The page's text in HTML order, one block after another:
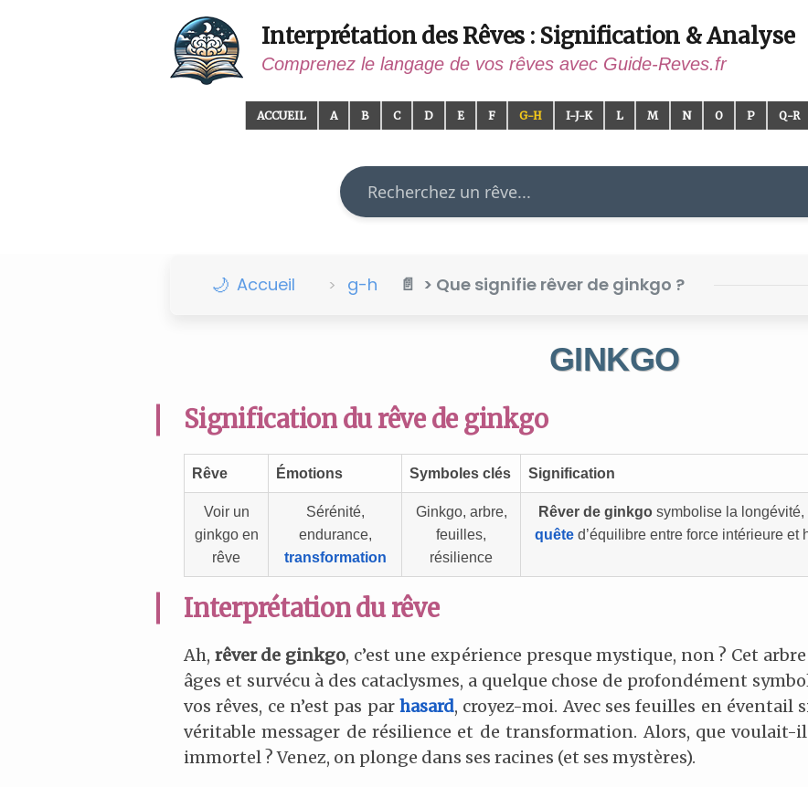
Interprétation des Rêves : Signification & Analyse
Comprenez le langage de vos rêves avec Guide-Reves.fr
ACCUEIL A B C D E F G-H I-J-K L M N O P Q-R
Rechercher
Accueil g-h > Que signifie rêver de ginkgo ?
GINKGO
Signification du rêve de ginkgo
Rêve Émotions Symboles clés Signification
Voir un
ginkgo en
rêve
Sérénité,
endurance,
transformation
Ginkgo, arbre,
feuilles,
résilience
Rêver de ginkgosymbolise la longévité,
quête d’équilibre entre force intérieure
Interprétation du rêve
Ah, rêver de ginkgo, c’est une expérience presque mystique, non ? Cet
âges et survécu à des cataclysmes, a quelque chose de profondément
vos rêves, ce n’est pas par hasard, croyez-moi. Avec ses feuilles en
véritable messager de résilience et de transformation. Alors, que voulait-
immortel ? Venez, on plonge dans ses racines (et ses mystères).